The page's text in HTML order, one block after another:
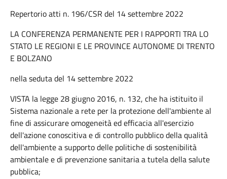
Repertorio atti n. 196/CSR del 14 settembre 2022
LA CONFERENZA PERMANENTE PER I RAPPORTI TRA LO
STATO LE REGIONI E LE PROVINCE AUTONOME DI TRENTO
E BOLZANO
nella seduta del 14 settembre 2022
VISTA la legge 28 giugno 2016, n. 132, che ha istituito il
Sistema nazionale a rete per la protezione dell'ambiente al
fine di assicurare omogeneità ed efficacia all'esercizio
dell'azione conoscitiva e di controllo pubblico della qualità
dell'ambiente a supporto delle politiche di sostenibilità
ambientale e di prevenzione sanitaria a tutela della salute
pubblica;